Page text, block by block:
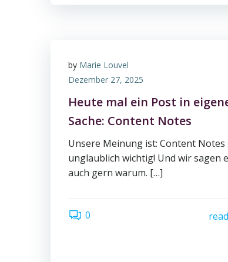
by Marie Louvel
Dezember 27, 2025
Heute mal ein Post in
Sache: Content Notes
Unsere Meinung ist: Content Notes
unglaublich wichtig! Und wir sagen
auch gern warum. […]
0